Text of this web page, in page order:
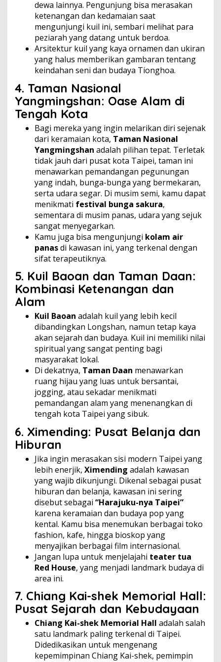
dewa lainnya. Pengunjung bisa merasakan
ketenangan dan kedamaian saat
mengunjungi kuil ini, sembari melihat para
peziarah yang datang untuk berdoa.
Arsitektur kuil yang kaya ornamen dan ukiran
yang halus memberikan gambaran tentang
keindahan seni dan budaya Tionghoa.
4. Taman Nasional
Yangmingshan: Oase Alam di
Tengah Kota
Bagi mereka yang ingin melarikan diri sejenak
dari keramaian kota, Taman Nasional
Yangmingshan adalah pilihan tepat. Terletak
tidak jauh dari pusat kota Taipei, taman ini
menawarkan pemandangan pegunungan
yang indah, bunga-bunga yang bermekaran,
serta udara segar. Di musim semi, kamu dapat
menikmati festival bunga sakura,
sementara di musim panas, udara yang sejuk
sangat menyegarkan.
Kamu juga bisa mengunjungi kolam air
panasdi kawasan ini, yang terkenal dengan
sifat terapeutiknya.
5. Kuil Baoan dan Taman Daan:
Kombinasi Ketenangan dan
Alam
Kuil Baoan adalah kuil yang lebih kecil
dibandingkan Longshan, namun tetap kaya
akan sejarah dan budaya. Kuil ini memiliki nilai
spiritual yang sangat penting bagi
masyarakat lokal.
Di dekatnya, Taman Daan menawarkan
ruang hijau yang luas untuk bersantai,
jogging, atau sekadar menikmati
pemandangan alam yang menenangkan di
tengah kota Taipei yang sibuk.
6. Ximending: Pusat Belanja dan
Hiburan
Jika ingin merasakan sisi modern Taipei yang
lebih enerjik, Ximending adalah kawasan
yang wajib dikunjungi. Dikenal sebagai pusat
hiburan dan belanja, kawasan ini sering
disebut sebagai “Harajuku-nya Taipei”
karena keramaian dan budaya pop yang
kental. Kamu bisa menemukan berbagai toko
fashion, kafe, hingga bioskop yang
menyajikan berbagai film internasional.
Jangan lupa untuk menjelajahi teater tua
Red House, yang menjadi landmark budaya di
area ini.
7. Chiang Kai-shek Memorial Hall:
Pusat Sejarah dan Kebudayaan
Chiang Kai-shek Memorial Hall adalah salah
satu landmark paling terkenal di Taipei.
Didedikasikan untuk mengenang
kepemimpinan Chiang Kai-shek, pemimpin